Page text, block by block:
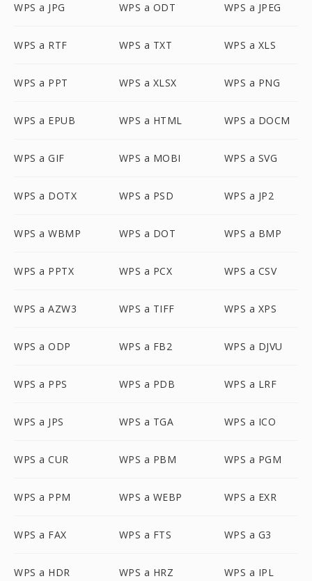
WPS a JPG WPS a ODT WPS a JPEG
WPS a RTF WPS a TXT WPS a XLS
WPS a PPT WPS a XLSX WPS a PNG
WPS a EPUB WPS a HTML WPS a DOCM
WPS a GIF WPS a MOBI WPS a SVG
WPS a DOTX WPS a PSD WPS a JP2
WPS a WBMP WPS a DOT WPS a BMP
WPS a PPTX WPS a PCX WPS a CSV
WPS a AZW3 WPS a TIFF WPS a XPS
WPS a ODP WPS a FB2 WPS a DJVU
WPS a PPS WPS a PDB WPS a LRF
WPS a JPS WPS a TGA WPS a ICO
WPS a CUR WPS a PBM WPS a PGM
WPS a PPM WPS a WEBP WPS a EXR
WPS a FAX WPS a FTS WPS a G3
WPS a HDR WPS a HRZ WPS a IPL